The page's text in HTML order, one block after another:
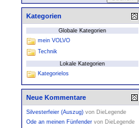
Kategorien
Globale Kategorien
mein VOLVO
Technik
Lokale Kategorien
Kategorielos
Neue Kommentare
Silvesterfeier (Auszug) von DieLegende
Ode an meinen Fünfender von DieLegende